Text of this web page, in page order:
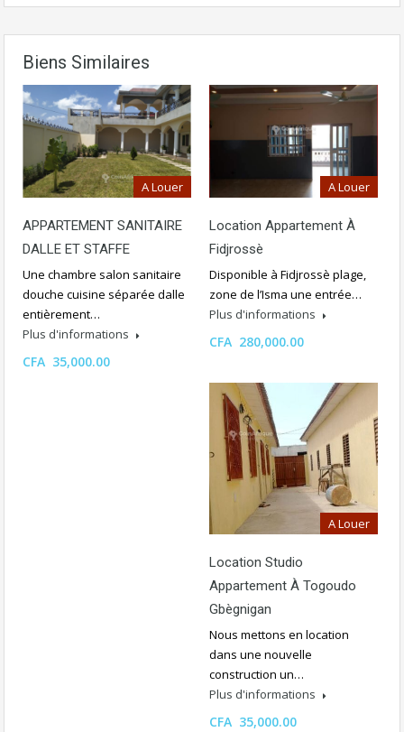
Biens Similaires
A Louer
APPARTEMENT SANITAIRE
DALLE ET STAFFE
Une chambre salon sanitaire
douche cuisine séparée dalle
entièrement…
Plus d'informations
CFA 35,000.00
A Louer
Location Appartement À
Fidjrossè
Disponible à Fidjrossè plage,
zone de l’Isma une entrée…
Plus d'informations
CFA 280,000.00
A Louer
Location Studio
Appartement À Togoudo
Gbègnigan
Nous mettons en location
dans une nouvelle
construction un…
Plus d'informations
CFA 35,000.00